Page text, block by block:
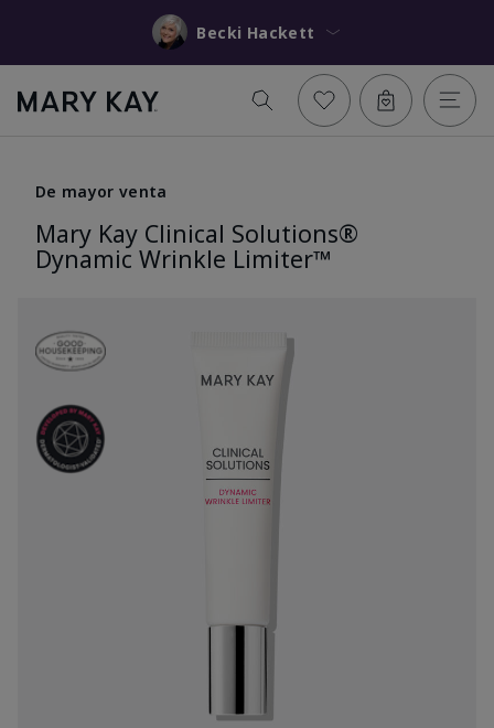
Becki Hackett
De mayor venta
Mary Kay Clinical Solutions®
Dynamic Wrinkle Limiter™